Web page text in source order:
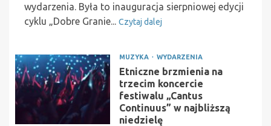
wydarzenia. Była to inauguracja sierpniowej edycji
cyklu „Dobre Granie... Czytaj dalej
MUZYKA WYDARZENIA
Etniczne brzmienia na
trzecim koncercie
festiwalu „Cantus
Continuus” w najbliższą
niedzielę